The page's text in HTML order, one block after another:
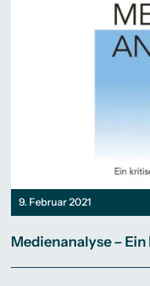
9. Februar 2021
Medienanalyse –